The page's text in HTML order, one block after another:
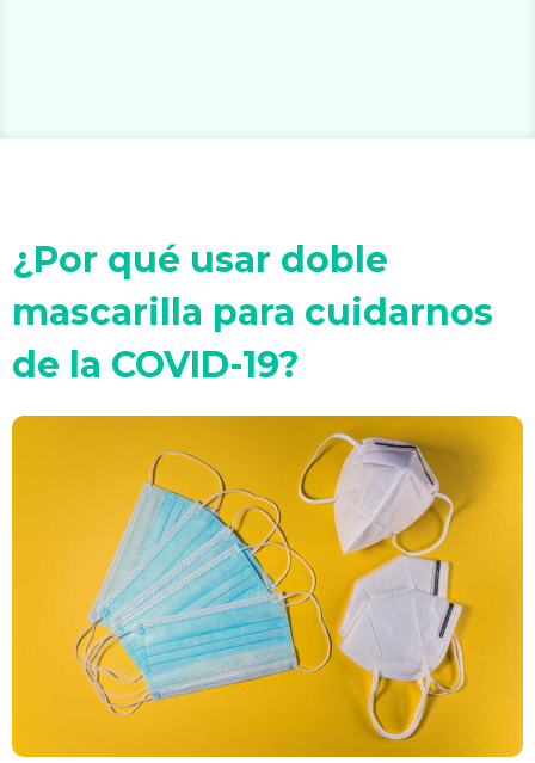
¿Por qué usar doble
mascarilla para cuidarnos
de la COVID-19?